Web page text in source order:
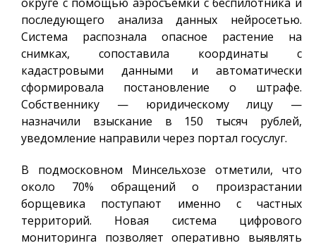
последующего анализа данных нейросетью.
Система распознала опасное растение на
снимках, сопоставила координаты с
кадастровыми данными и автоматически
сформировала постановление о штрафе.
Собственнику — юридическому лицу —
назначили взыскание в 150 тысяч рублей,
уведомление направили через портал госуслуг.
В подмосковном Минсельхозе отметили, что
около 70% обращений о произрастании
борщевика поступают именно с частных
территорий. Новая система цифрового
мониторинга позволяет оперативно выявлять